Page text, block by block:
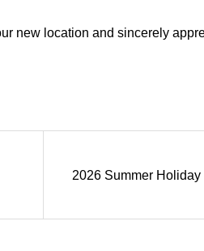
new location and sincerely
2026 Summer Holiday